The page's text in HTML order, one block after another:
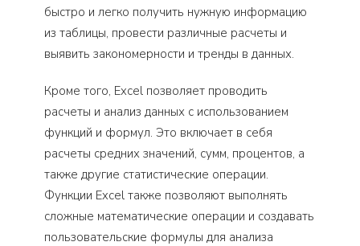
быстро и легко получить нужную информацию
из таблицы, провести различные расчеты и
выявить закономерности и тренды в данных.
Кроме того, Excel позволяет проводить
расчеты и анализ данных с использованием
функций и формул. Это включает в себя
расчеты средних значений, сумм, процентов, а
также другие статистические операции.
Функции Excel также позволяют выполнять
сложные математические операции и создавать
пользовательские формулы для анализа